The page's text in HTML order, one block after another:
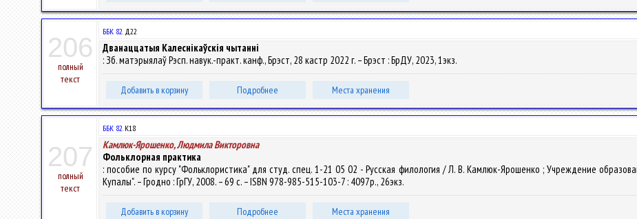
206
полный
текст
ББК 82.Д22
Дванаццатыя Калеснікаўскія чытанні
: Зб. матэрыялаў Рэсп. навук.-практ. канф., Брэст, 28 кастр 2022 г. – Брэст : БрДУ, 2023, 1экз.
Добавить в корзину Подробнее Места хранения
207
полный
текст
ББК 82.К18
Камлюк-Ярошенко, Людмила Викторовна
Фольклорная практика
: пособие по курсу "Фольклористика" для студ. спец. 1-21 05 02 - Русская филология / Л. В. Камлюк-Ярошенко ; Учреждение
Купалы". – Гродно : ГрГУ, 2008. – 69 с. – ISBN 978-985-515-103-7 : 4097р., 26экз.
Добавить в корзину Подробнее Места хранения